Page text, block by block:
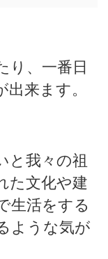
り、一番日
来ます。
と我々の祖
た文化や建
生活をする
ような気が